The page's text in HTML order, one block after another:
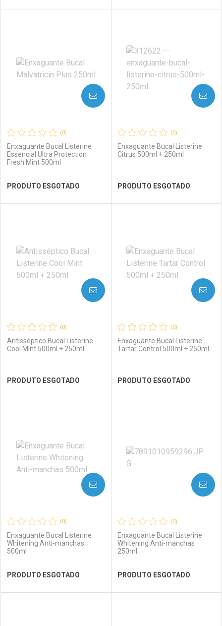
Ver Desconto Convênio
Laboratório
Ver Desconto Convênio
Por Menos
(0)
Enxaguante Bucal Listerine
Essencial Ultra Protection
Fresh Mint 500ml
PRODUTO ESGOTADO
AVISE-ME
Laboratório
Ver Desconto Convênio
Por Menos
(0)
Enxaguante Bucal Listerine
Citrus 500ml + 250ml
PRODUTO ESGOTADO
AVISE-ME
Laboratório
Ver Desconto Convênio
Por Menos
(0)
Antisséptico Bucal Listerine
Cool Mint 500ml + 250ml
PRODUTO ESGOTADO
AVISE-ME
Laboratório
Ver Desconto Convênio
Por Menos
(0)
Enxaguante Bucal Listerine
Tartar Control 500ml + 250ml
PRODUTO ESGOTADO
AVISE-ME
Ver Desconto Convênio
(0)
Enxaguante Bucal Listerine
Whitening Anti-manchas
500ml
PRODUTO ESGOTADO
AVISE-ME
(0)
Enxaguante Bucal Listerine
Whitening Anti-manchas
250ml
PRODUTO ESGOTADO
AVISE-ME